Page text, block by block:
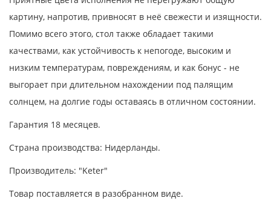
картину, напротив, привносят в неё свежести и изящности.
Помимо всего этого, стол также обладает такими
качествами, как устойчивость к непогоде, высоким и
низким температурам, повреждениям, и как бонус - не
выгорает при длительном нахождении под палящим
солнцем, на долгие годы оставаясь в отличном состоянии.
Гарантия 18 месяцев.
Страна производства: Нидерланды.
Производитель: "Keter"
Товар поставляется в разобранном виде.